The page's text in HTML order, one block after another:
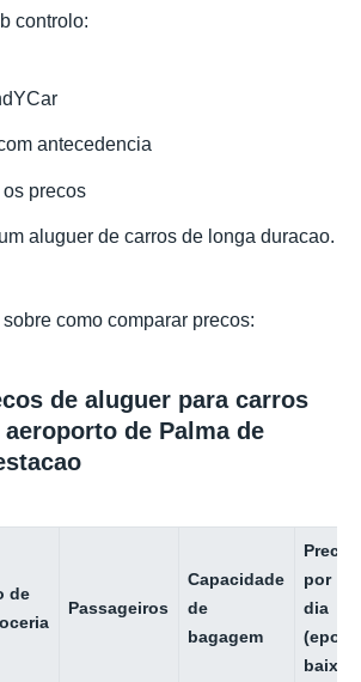
controlo:
antecedencia
precos
aluguer de carros de longa duracao.
como comparar precos:
de aluguer para carros
de Palma de
de
Passageiros
Capacidade
de
bagagem
Preco
por
dia
(epoca
baixa)